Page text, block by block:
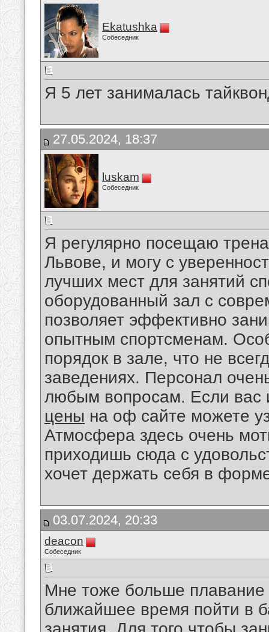
Ekatushka
Собеседник
Я 5 лет занималась
27.05.2024, 18:37
luskam
Собеседник
Я регулярно посещаю
Львове, и могу с
лучших мест для занятий
оборудованный зал с
позволяет эффективно
опытным спортсменам.
порядок в зале, что не
заведениях. Персонал
любым вопросам. Если вас
цены на оф сайте можете
Атмосфера здесь очень
приходишь сюда с
хочет держать себя в
03.07.2024, 20:33
deacon
Собеседник
Мне тоже больше плавание
ближайшее время пойти в